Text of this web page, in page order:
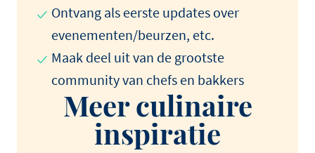
Ontvang als eerste updates over
evenementen/beurzen, etc.
Maak deel uit van de grootste
community van chefs en bakkers
Meer culinaire
inspiratie